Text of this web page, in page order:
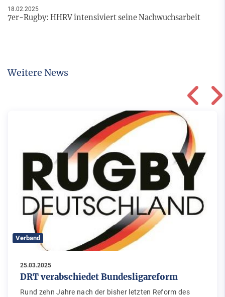
18.02.2025
7er-Rugby: HHRV intensiviert seine Nachwuchsarbeit
Weitere News
Verband
25.03.2025
DRT verabschiedet Bundesligareform
Rund zehn Jahre nach der bisher letzten Reform des